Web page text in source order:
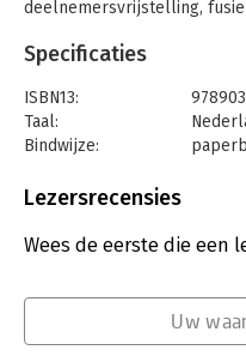
deelnemersvrijstelling,
Deel I 2024.
U vindt de integrale
wijzigingen per 1 januari
II is er extra aandacht voor
ondernemingsbijdragen.
Specificaties
ISBN13:
Taal:
Bindwijze:
Verschijningsdatum:
15-4-
Serie:
Lezersrecensies
Wees de eerste die een
Uw